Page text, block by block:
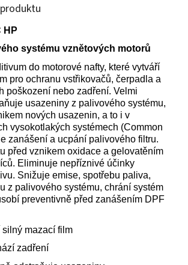
HP
systému vznětových motorů
do motorové nafty, které vytváří
pro ochranu vstřikovačů, čerpadla a
poškození nebo zadření. Velmi
usazeniny z palivového systému,
nových usazenin, a to i v
vysokotlakých systémech (Common
zanášení a ucpání palivového filtru.
před vznikem oxidace a gelovatěním
Eliminuje nepříznivé účinky
Snižuje emise, spotřebu paliva,
z palivového systému, chrání systém
preventivně před zanášením DPF
silný mazací film
zadření